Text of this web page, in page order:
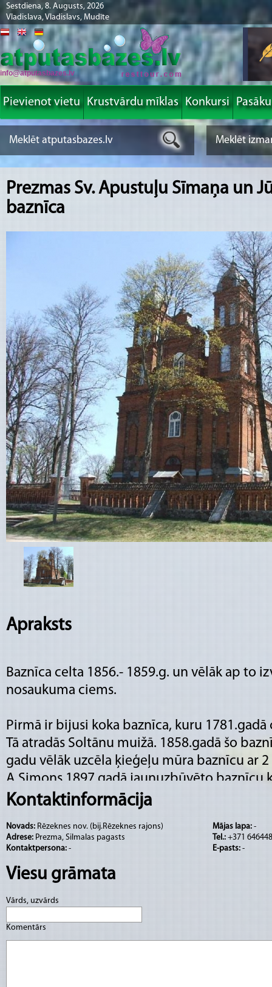
Sestdiena, 8. Augusts, 2026
Vladislava, Vladislavs, Mudīte
info@atputasbazes.lv
Pievienot vietu Krustvārdu mīklas Konkursi
Prezmas Sv. Apustuļu Sīmaņa un
baznīca
Apraksts
Baznīca celta 1856.- 1859.g. un vēlāk ap to
nosaukuma ciems.
Pirmā ir bijusi koka baznīca, kuru 1781.gadā
Tā atradās Soltānu muižā. 1858.gadā šo
gadu vēlāk uzcēla ķieģeļu mūra baznīcu ar
A.Simons 1897.gadā jaunuzbūvēto baznīcu
Sīmaņa un Jūdas godam.
Prāvesta Pētera Andžāna laikā (1975.-
baznīcas sakristejām iekārtota kapela,
iebūvēta svētbilde un veikti lieli
Sākumā Prezma ir bijusi Feimaņu draudzes
kļuvusi par patstāvīgu draudzi. (Svilāns,
Kontaktinformācija
Novads: Rēzeknes nov. (bij.Rēzeknes rajons)
Adrese: Prezma, Silmalas pagasts
Kontaktpersona: -
Mājas lapa: -
Tel.: +371
E-pasts: -
Viesu grāmata
Vārds, uzvārds
Komentārs